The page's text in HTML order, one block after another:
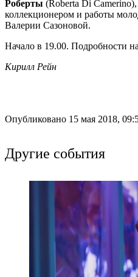
Роберты (Roberta Di
коллекционером и работы
Валерии Сазоновой.
Начало в 19.00. Подробности на
Кирилл Рейн
Опубликовано 15 мая 2018,
Другие события